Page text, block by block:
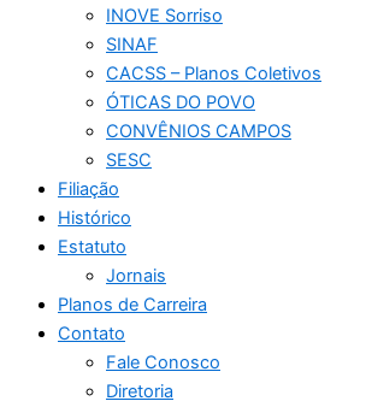
INOVE Sorriso
SINAF
CACSS – Planos Coletivos
ÓTICAS DO POVO
CONVÊNIOS CAMPOS
SESC
Filiação
Histórico
Estatuto
Jornais
Planos de Carreira
Contato
Fale Conosco
Diretoria